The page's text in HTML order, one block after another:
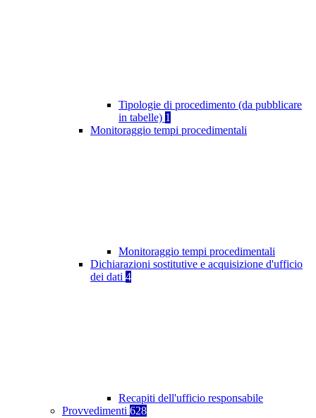
Tipologie di procedimento (da pubblicare
in tabelle) 1
Monitoraggio tempi procedimentali
Monitoraggio tempi procedimentali
Dichiarazioni sostitutive e acquisizione d'ufficio
dei dati 4
Recapiti dell'ufficio responsabile
Provvedimenti 628